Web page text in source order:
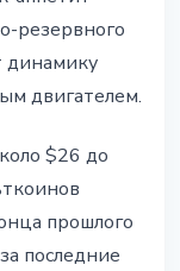
резервного
динамику
двигателем.
$26 до
прошлого
последние